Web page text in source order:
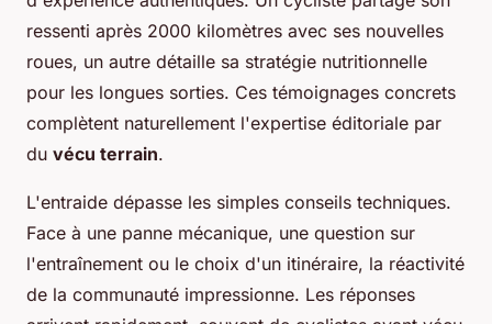
ressenti après 2000 kilomètres avec ses nouvelles
roues, un autre détaille sa stratégie nutritionnelle
pour les longues sorties. Ces témoignages concrets
complètent naturellement l'expertise éditoriale par
du vécu terrain.
L'entraide dépasse les simples conseils techniques.
Face à une panne mécanique, une question sur
l'entraînement ou le choix d'un itinéraire, la réactivité
de la communauté impressionne. Les réponses